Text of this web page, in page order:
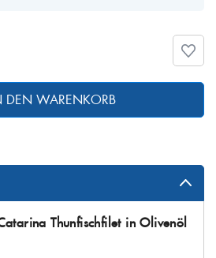
Thunfischfilet in Olivenöl
DEN WARENKORB